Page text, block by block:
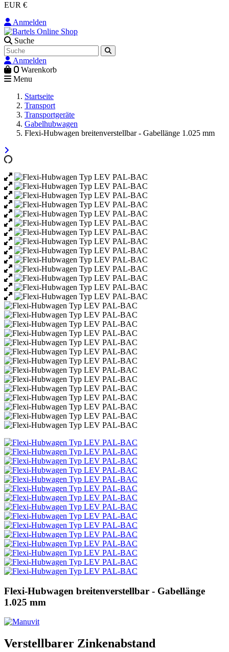
EUR €
Anmelden
Suche
Anmelden
0 Warenkorb
Menu
Startseite
Transport
Transportgeräte
Gabelhubwagen
Flexi-Hubwagen breitenverstellbar - Gabellänge 1.025 mm
Flexi-Hubwagen breitenverstellbar - Gabellänge
1.025 mm
Verstellbarer Zinkenabstand